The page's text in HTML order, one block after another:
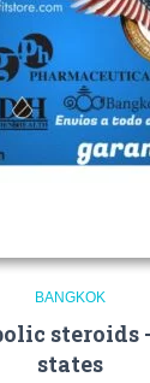
BANGKOK
steroids
states